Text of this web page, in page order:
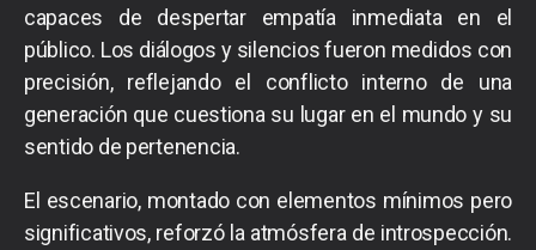
capaces de despertar empatía inmediata en el
público. Los diálogos y silencios fueron medidos con
precisión, reflejando el conflicto interno de una
generación que cuestiona su lugar en el mundo y su
sentido de pertenencia.
El escenario, montado con elementos mínimos pero
significativos, reforzó la atmósfera de introspección.